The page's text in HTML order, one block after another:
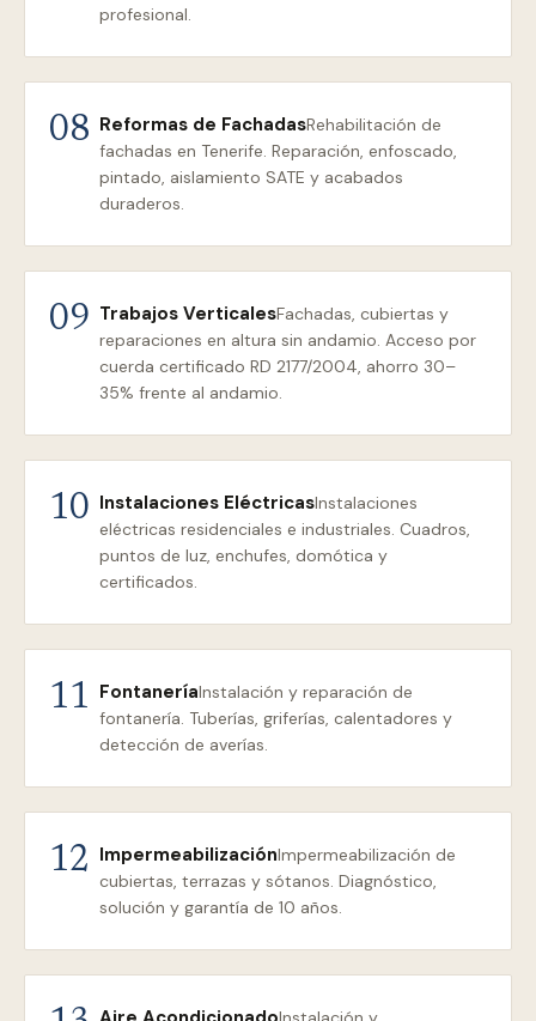
profesional.
08 Reformas de FachadasRehabilitación de
fachadas en Tenerife. Reparación, enfoscado,
pintado, aislamiento SATE y acabados
duraderos.
09 Trabajos VerticalesFachadas, cubiertas y
reparaciones en altura sin andamio. Acceso por
cuerda certificado RD 2177/2004, ahorro 30–
35% frente al andamio.
10 Instalaciones EléctricasInstalaciones
eléctricas residenciales e industriales. Cuadros,
puntos de luz, enchufes, domótica y
certificados.
11 FontaneríaInstalación y reparación de
fontanería. Tuberías, griferías, calentadores y
detección de averías.
12 ImpermeabilizaciónImpermeabilización de
cubiertas, terrazas y sótanos. Diagnóstico,
solución y garantía de 10 años.